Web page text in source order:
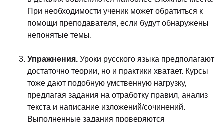
При необходимости ученик может обратиться к
помощи преподавателя, если будут обнаружены
непонятые темы.
Упражнения. Уроки русского языка предполагают
достаточно теории, но и практики хватает. Курсы
тоже дают подобную умственную нагрузку,
предлагая задания на отработку правил, анализ
текста и написание изложений/сочинений.
Выполненные задания проверяются